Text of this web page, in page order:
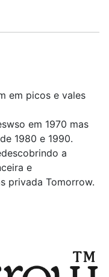
em picos e vales
em 1970 mas
1980 e 1990.
a
e
privada Tomorrow.